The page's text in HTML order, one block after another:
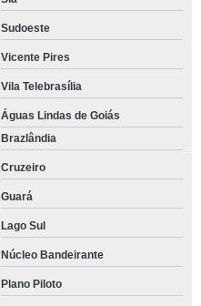
Sudoeste
Vicente Pires
Vila Telebrasília
Águas Lindas de Goiás
Brazlândia
Cruzeiro
Guará
Lago Sul
Núcleo Bandeirante
Plano Piloto